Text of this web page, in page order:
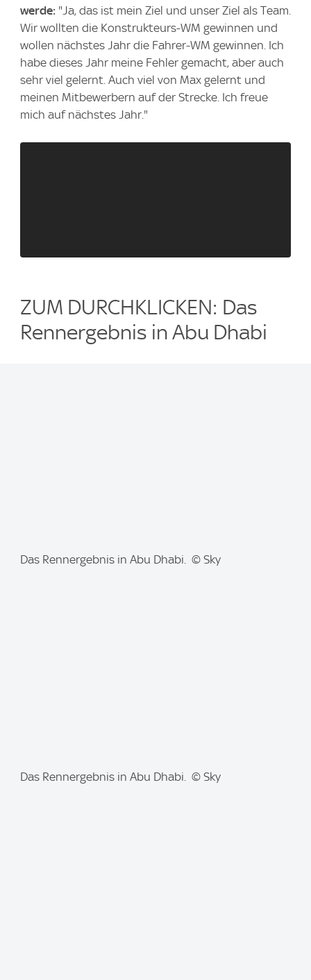
werde: "Ja, das ist mein Ziel und unser Ziel als Team.
Wir wollten die Konstrukteurs-WM gewinnen und
wollen nächstes Jahr die Fahrer-WM gewinnen. Ich
habe dieses Jahr meine Fehler gemacht, aber auch
sehr viel gelernt. Auch viel von Max gelernt und
meinen Mitbewerbern auf der Strecke. Ich freue
mich auf nächstes Jahr."
ZUM DURCHKLICKEN: Das
Rennergebnis in Abu Dhabi
Das Rennergebnis in Abu Dhabi. © Sky
Das Rennergebnis in Abu Dhabi. © Sky